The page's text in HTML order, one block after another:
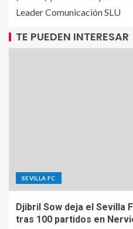
Leader Comunicación SLU
TE PUEDEN INTERESAR
SEVILLA FC
Djibril Sow deja el Sevilla
tras 100 partidos en